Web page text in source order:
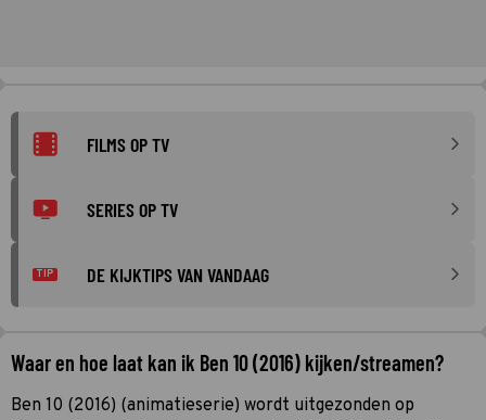
FILMS OP TV
SERIES OP TV
TIP DE KIJKTIPS VAN VANDAAG
Waar en hoe laat kan ik Ben 10 (2016) kijken/streamen?
Ben 10 (2016) (animatieserie) wordt uitgezonden op